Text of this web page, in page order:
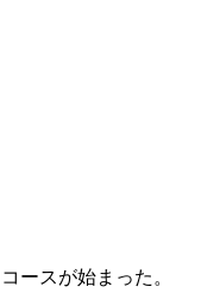
ースが始まった。